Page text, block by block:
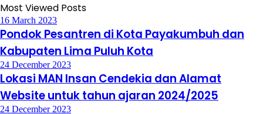
Most Viewed Posts
16 March 2023
Pondok Pesantren di Kota Payakumbuh dan
Kabupaten Lima Puluh Kota
24 December 2023
Lokasi MAN Insan Cendekia dan Alamat
Website untuk tahun ajaran 2024/2025
24 December 2023